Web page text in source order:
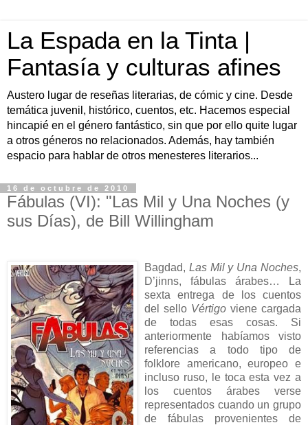
La Espada en la Tinta |
Fantasía y culturas afines
Austero lugar de reseñas literarias, de cómic y cine. Desde
temática juvenil, histórico, cuentos, etc. Hacemos especial
hincapié en el género fantástico, sin que por ello quite lugar
a otros géneros no relacionados. Además, hay también
espacio para hablar de otros menesteres literarios...
16 de octubre de 2010
Fábulas (VI): "Las Mil y Una Noches (y
sus Días), de Bill Willingham
Bagdad, Las Mil y Una Noches,
D’jinns, fábulas árabes… La
sexta entrega de los cuentos
del sello Vértigo viene cargada
de todas esas cosas. Si
anteriormente habíamos visto
referencias a todo tipo de
folklore americano, europeo e
incluso ruso, le toca esta vez a
los cuentos árabes verse
representados cuando un grupo
de fábulas provenientes de